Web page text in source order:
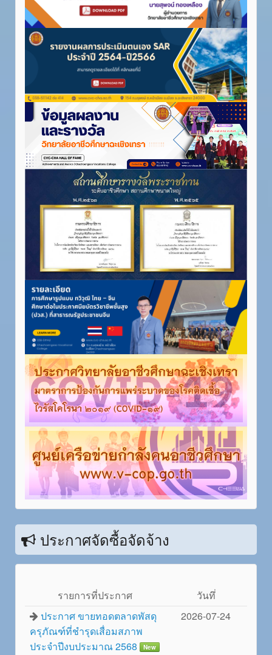
ประกาศจัดซื้อจัดจ้าง
รายการที่ประกาศ
วันทึ่
ประกาศ ขายทอดตลาดพัสดุ
ครุภัณฑ์ที่ชำรุดเสื่อมสภาพ
ประจำปีงบประมาณ 2568
New
2026-07-24